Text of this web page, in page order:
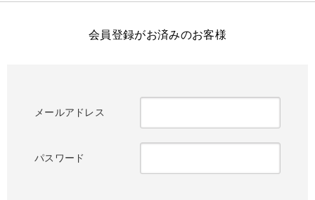
会員登録がお済みのお客様
メールアドレス
パスワード